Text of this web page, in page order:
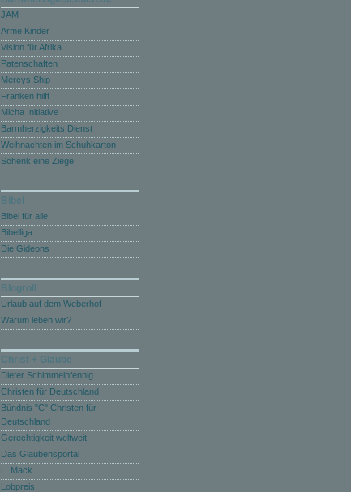
JAM
Arme Kinder
Vision für Afrika
Patenschaften
Mercys Ship
Franken hilft
Micha Initiative
Barmherzigkeits Dienst
Weihnachten im Schuhkarton
Schenk eine Ziege
Bibel
Bibel für alle
Bibelliga
Die Gideons
Blogroll
Urlaub auf dem Weberhof
Warum leben wir?
Christ + Glaube
Dieter Schimmelpfennig
Christen für Deutschland
Bündnis "C" Christen für
Deutschland
Gerechtigkeit weltweit
Das Glaubensportal
L. Mack
Lobpreis